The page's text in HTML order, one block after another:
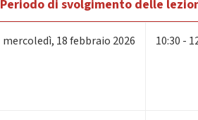
Periodo di svolgimento delle
mercoledì, 18febbraio 2026 10:30 -